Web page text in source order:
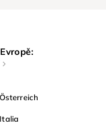
Österreich
Italia